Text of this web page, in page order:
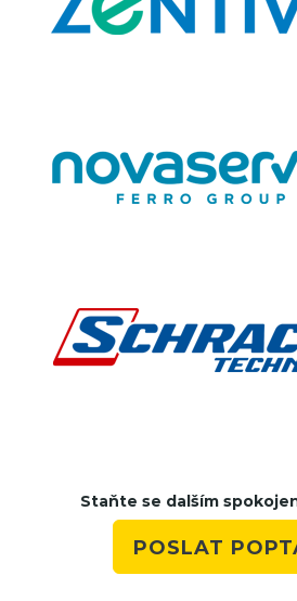
Staňte se dalším
POSLAT